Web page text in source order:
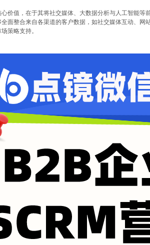
价值，在于其将社交媒体、大数据分析与人工智能
面整合来自各渠道的客户数据，如社交媒体互动、
策略支持。